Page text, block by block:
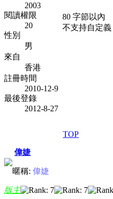
2003
閱讀權限
20
性別
男
來自
香港
註冊時間
2010-12-9
最後登錄
2012-8-27
80 字節以內
不支持自定義
TOP
偉婕
暱稱: 偉婕
版主